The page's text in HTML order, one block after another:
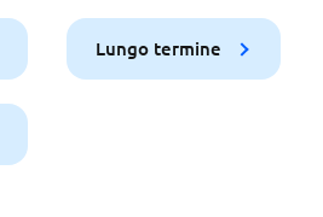
Lungo termine